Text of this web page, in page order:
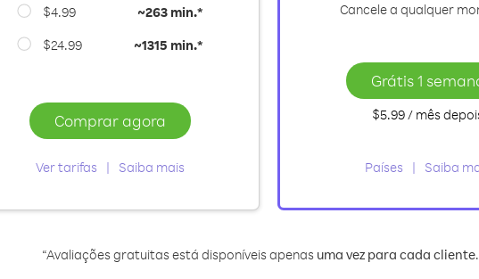
$4.99
~263 min.*
$24.99
~1315 min.*
Comprar agora
Ver tarifas Saiba mais
Cancele a qualquer
Grátis 1
$5.99/ mês
Países Saiba
“Avaliações gratuitas está disponíveis apenas uma vez para cada cliente.